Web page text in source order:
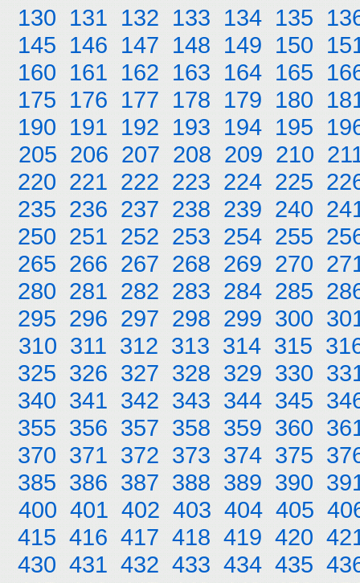
130 131 132 133 134 135
145 146 147 148 149 150
160 161 162 163 164 165
175 176 177 178 179 180
190 191 192 193 194 195
205 206 207 208 209 210
220 221 222 223 224 225
235 236 237 238 239 240
250 251 252 253 254 255
265 266 267 268 269 270
280 281 282 283 284 285
295 296 297 298 299 300
310 311 312 313 314 315
325 326 327 328 329 330
340 341 342 343 344 345
355 356 357 358 359 360
370 371 372 373 374 375
385 386 387 388 389 390
400 401 402 403 404 405
415 416 417 418 419 420
430 431 432 433 434 435